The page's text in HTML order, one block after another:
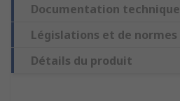
Documentation technique
Législations et de normes
Détails du produit